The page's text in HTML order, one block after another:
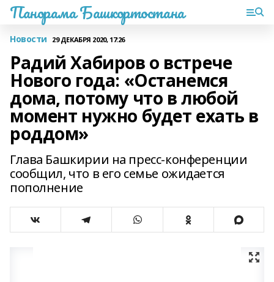
Панорама Башкортостана
Новости 29 ДЕКАБРЯ 2020, 17:26
Радий Хабиров о встрече
Нового года: «Останемся
дома, потому что в любой
момент нужно будет ехать в
роддом»
Глава Башкирии на пресс-конференции
сообщил, что в его семье ожидается
пополнение